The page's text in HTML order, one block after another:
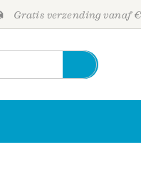
Gratis verzending vanaf